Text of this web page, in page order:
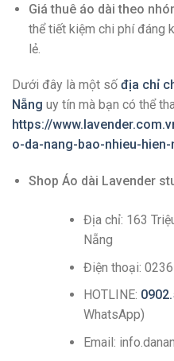
Giá thuê áo dài theo
thể tiết kiệm chi phí đáng
lẻ.
Dưới đây là một số địa chỉ
Nẵng uy tín mà bạn có thể
https://
o-da-nang-bao-nhieu-hien-
Shop Áo dài Lavender
Địa chỉ: 163
Nẵng
Điện thoại:
HOTLINE:
WhatsApp)
Email: